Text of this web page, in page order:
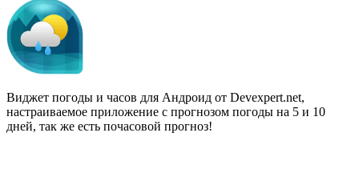
Виджет погоды и часов для Андроид от Devexpert.net,
настраиваемое приложение с прогнозом погоды на 5 и 10
дней, так же есть почасовой прогноз!